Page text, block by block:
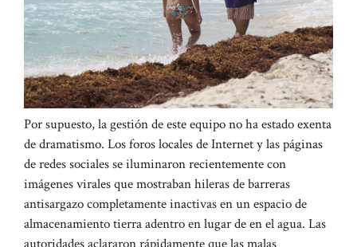
Por supuesto, la gestión de este equipo no ha estado exenta
de dramatismo. Los foros locales de Internet y las páginas
de redes sociales se iluminaron recientemente con
imágenes virales que mostraban hileras de barreras
antisargazo completamente inactivas en un espacio de
almacenamiento tierra adentro en lugar de en el agua. Las